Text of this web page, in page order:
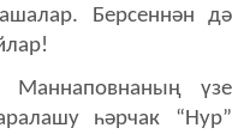
Берсеннән дә
үзе
һәрчак “Нур”